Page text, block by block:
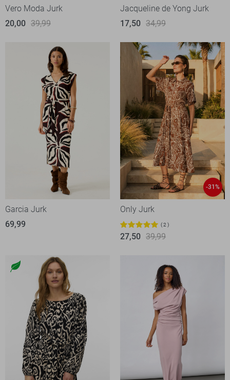
Vero Moda Jurk
20,00 39,99
Jacqueline de Yong Jurk
17,50 34,99
Garcia Jurk
69,99
-31%
Only Jurk
2
27,50 39,99